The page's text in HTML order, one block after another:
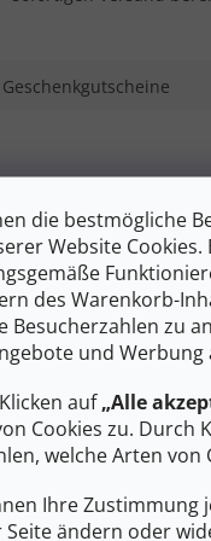
die bestmögliche
Website Cookies.
des Warenkorb-
Besucherzahlen zu
und
auf„Alle
Cookies zu. Durch
welche Arten von
Ihre Zustimmung
Seite ändern oder
Geschenkgutscheine
Schmutz und reduziert
Lagerung. Ventil mit
Fenster für eine